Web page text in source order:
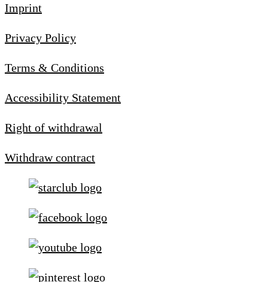
Imprint
Privacy Policy
Terms & Conditions
Accessibility Statement
Right of withdrawal
Withdraw contract